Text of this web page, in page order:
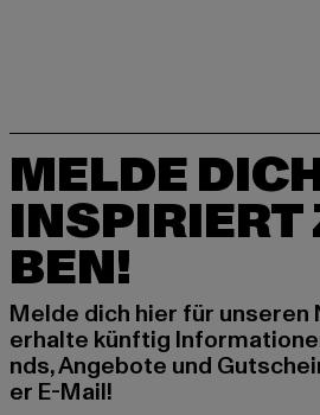
MELDE
INSPIRIERT
BEN!
Melde dich hier für unseren
erhalte künftig
nds, Angebote und
er E-Mail!